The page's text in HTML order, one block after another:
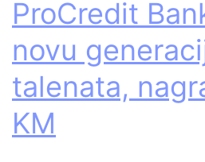
ProCredit
novu
talenata,
KM